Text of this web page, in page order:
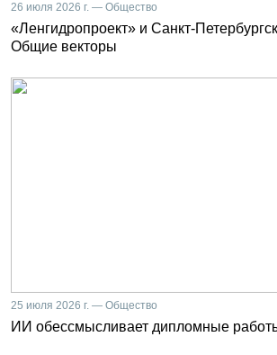
26 июля 2026 г. — Общество
«Ленгидропроект» и Санкт-
Общие векторы
25 июля 2026 г. — Общество
ИИ обессмысливает дипломные